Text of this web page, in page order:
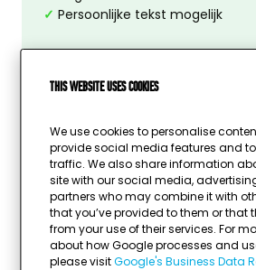
This website uses cookies
We use cookies to personalise
provide social media features and
traffic. We also share information
site with our social media,
partners who may combine it with
that you’ve provided to them or that
from your use of their services. For
about how Google processes and
please visitGoogle's Business Data
✓ Persoonlijke tekst mogelijk
SPECIFICATIES:
Beschikbare hoogtes:
27,5 –
Gewicht:
251 –
Materiaal:
Kleur:
goud,
Sport:
neutraal
Afbeelding mogelijk:
ja
Diameter afbeelding:
25 mm